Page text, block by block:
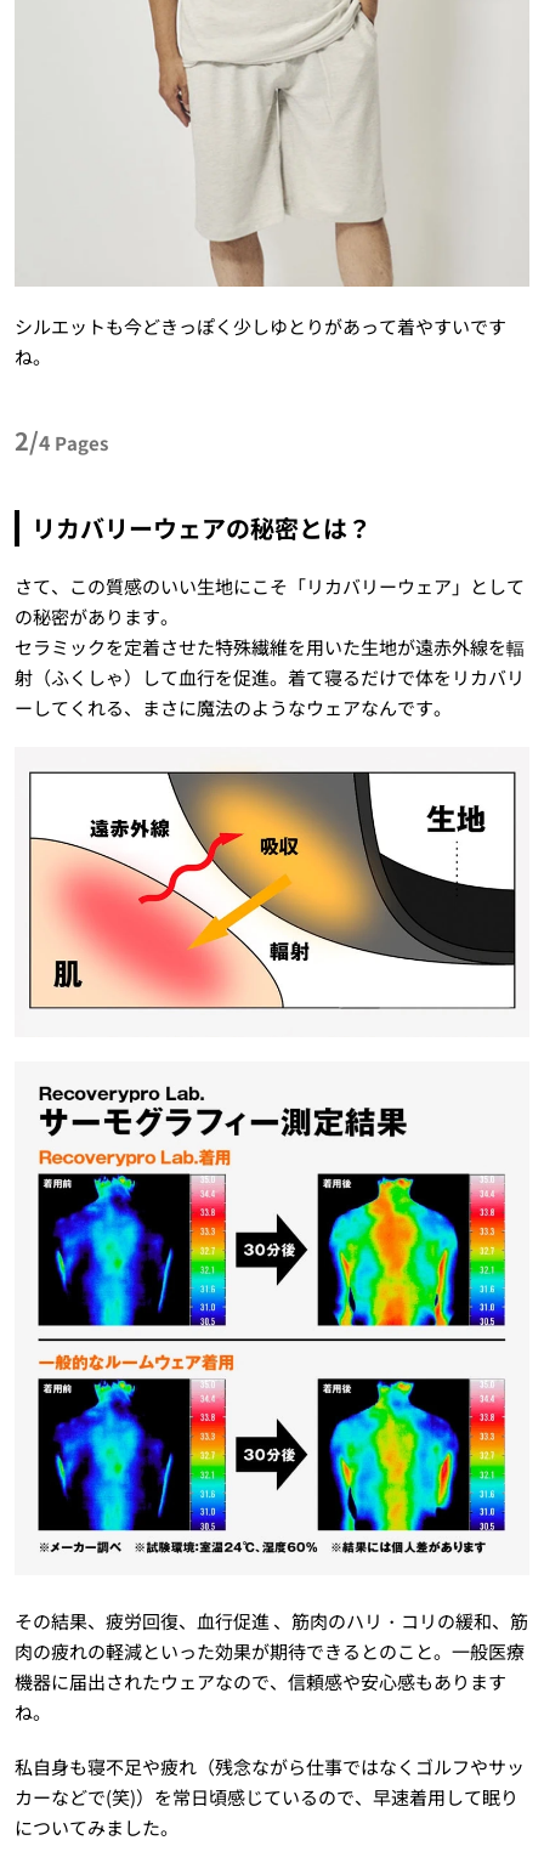
シルエットも今どきっぽく少しゆとりがあって着やすいです
ね。
2/4 Pages
リカバリーウェアの秘密とは？
さて、この質感のいい生地にこそ「リカバリーウェア」として
の秘密があります。
セラミックを定着させた特殊繊維を用いた生地が遠赤外線を輻
射（ふくしゃ）して血行を促進。着て寝るだけで体をリカバリ
ーしてくれる、まさに魔法のようなウェアなんです。
その結果、疲労回復、血行促進 、筋肉のハリ・コリの緩和、筋
肉の疲れの軽減といった効果が期待できるとのこと。一般医療
機器に届出されたウェアなので、信頼感や安心感もあります
ね。
私自身も寝不足や疲れ（残念ながら仕事ではなくゴルフやサッ
カーなどで(笑)）を常日頃感じているので、早速着用して眠り
についてみました。